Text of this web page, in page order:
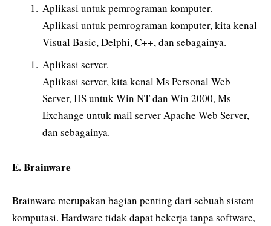
Aplikasi untuk pemrograman komputer.
Aplikasi untuk pemrograman komputer, kita kenal
Visual Basic, Delphi, C++, dan sebagainya.
Aplikasi server.
Aplikasi server, kita kenal Ms Personal Web
Server, IIS untuk Win NT dan Win 2000, Ms
Exchange untuk mail server Apache Web Server,
dan sebagainya.
E. Brainware
Brainware merupakan bagian penting dari sebuah sistem
komputasi. Hardware tidak dapat bekerja tanpa software,